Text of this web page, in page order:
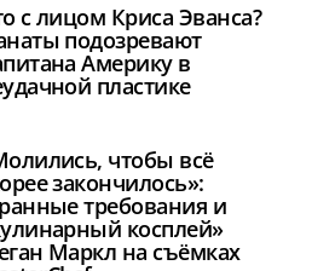
с лицом Криса Эванса?
подозревают
Америку в
пластике
чтобы всё
закончилось»:
требования и
косплей»
Маркл на съёмках